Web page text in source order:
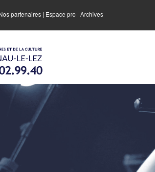
partenaires | Espace pro | Archives